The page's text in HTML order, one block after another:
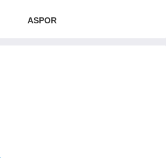
ASPOR